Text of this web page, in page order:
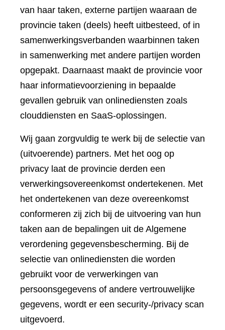
van haar taken, externe partijen waaraan de
provincie taken (deels) heeft uitbesteed, of in
samenwerkingsverbanden waarbinnen taken
in samenwerking met andere partijen worden
opgepakt. Daarnaast maakt de provincie voor
haar informatievoorziening in bepaalde
gevallen gebruik van onlinediensten zoals
clouddiensten en SaaS-oplossingen.
Wij gaan zorgvuldig te werk bij de selectie van
(uitvoerende) partners. Met het oog op
privacy laat de provincie derden een
verwerkingsovereenkomst ondertekenen. Met
het ondertekenen van deze overeenkomst
conformeren zij zich bij de uitvoering van hun
taken aan de bepalingen uit de Algemene
verordening gegevensbescherming. Bij de
selectie van onlinediensten die worden
gebruikt voor de verwerkingen van
persoonsgegevens of andere vertrouwelijke
gegevens, wordt er een security-/privacy scan
uitgevoerd.